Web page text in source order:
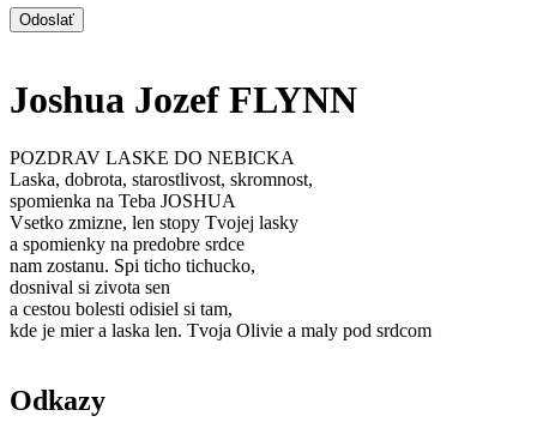
Joshua Jozef FLYNN
POZDRAV LASKE DO NEBICKA
Laska, dobrota, starostlivost, skromnost,
spomienka na Teba JOSHUA
Vsetko zmizne, len stopy Tvojej lasky
a spomienky na predobre srdce
nam zostanu. Spi ticho tichucko,
dosnival si zivota sen
a cestou bolesti odisiel si tam,
kde je mier a laska len. Tvoja Olivie a maly pod srdcom
Odkazy